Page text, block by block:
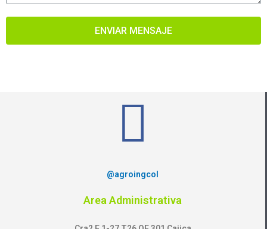
ENVIAR MENSAJE
@agroingcol
Area Administrativa